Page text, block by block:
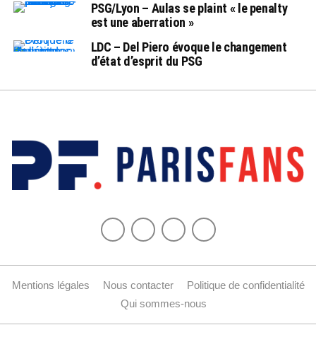
PSG/Lyon – Aulas se plaint « le penalty
est une aberration »
LDC – Del Piero évoque le changement
d’état d’esprit du PSG
Mentions légales Nous contacter
Politique de confidentialité
Qui sommes-nous